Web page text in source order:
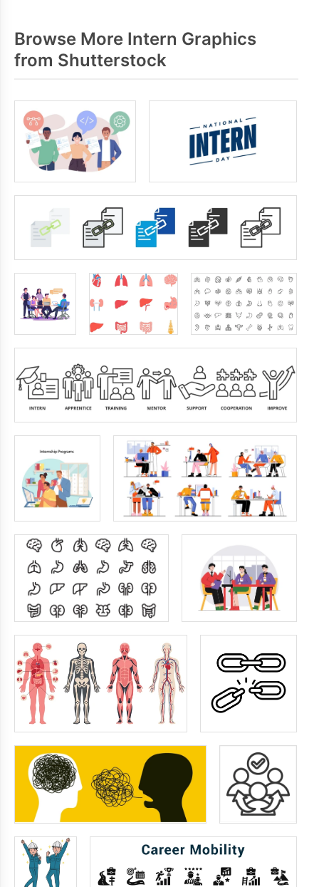
Browse More Intern Graphics
from Shutterstock